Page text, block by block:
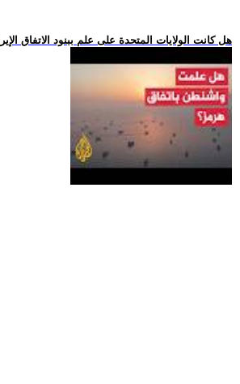
.. هل كانت الولايات المتحدة على علم ببنود الاتفاق